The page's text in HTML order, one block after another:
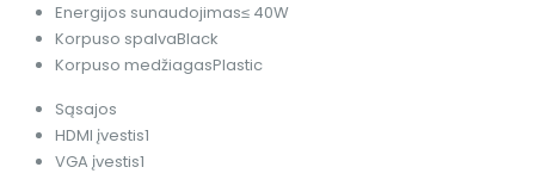
Energijos sunaudojimas≤ 40W
Korpuso spalvaBlack
Korpuso medžiagasPlastic
Sąsajos
HDMI įvestis1
VGA įvestis1